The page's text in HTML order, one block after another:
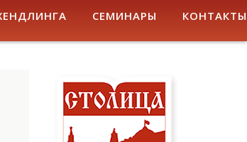
СЕМИНАРЫ КОНТАКТЫ